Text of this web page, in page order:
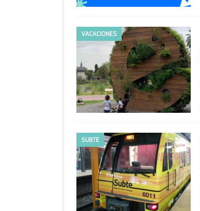
VACACIONES
SUBTE